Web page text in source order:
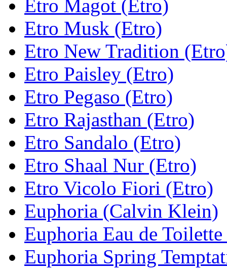
Etro Magot (Etro)
Etro Musk (Etro)
Etro New Tradition
Etro Paisley (Etro)
Etro Pegaso (Etro)
Etro Rajasthan (Etro)
Etro Sandalo (Etro)
Etro Shaal Nur (Etro)
Etro Vicolo Fiori (Etro)
Euphoria (Calvin Klein)
Euphoria Eau de
Euphoria Spring